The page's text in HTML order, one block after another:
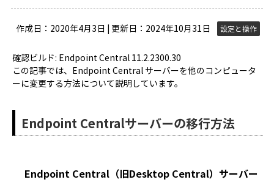
作成日：2020年4月3日 | 更新日：2024年10月31日 設定と操作
確認ビルド: Endpoint Central 11.2.2300.30
この記事では、Endpoint Central サーバーを他のコンピュータ
ーに変更する方法について説明しています。
Endpoint Centralサーバーの移行方法
Endpoint Central（旧Desktop Central）サーバー